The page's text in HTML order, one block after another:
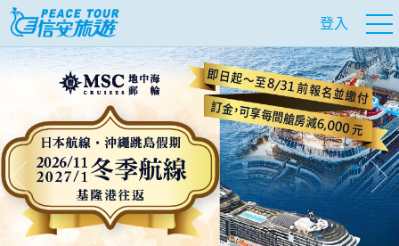
登入
往前 往